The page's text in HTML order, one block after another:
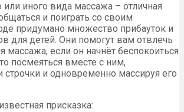
иного вида массажа – отличная
и поиграть со своим
придумано множество прибауток и
для детей. Они помогут вам отвлечь
массажа, если он начнёт беспокоиться
посмеяться вместе с ним,
строчки и одновременно массируя его
присказка: